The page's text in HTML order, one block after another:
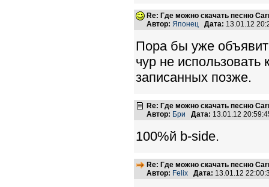
Re: Где можно скачать песню
Автор: Японец Дата: 13.01.12
Пора бы уже
чур не
записанных позже.
Re: Где можно скачать песню
Автор: Бри Дата: 13.01.12
100%й b-side.
Re: Где можно скачать песню
Автор: Felix Дата: 13.01.12